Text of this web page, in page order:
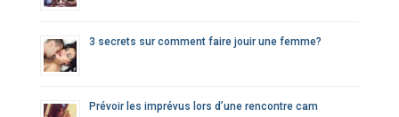
3 secrets sur comment faire jouir une femme?
Prévoir les imprévus lors d’une rencontre cam